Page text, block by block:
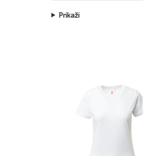
Prikaži